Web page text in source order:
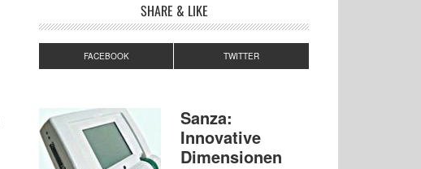
SHARE & LIKE
FACEBOOK TWITTER
Sanza:
Innovative
Dimensionen